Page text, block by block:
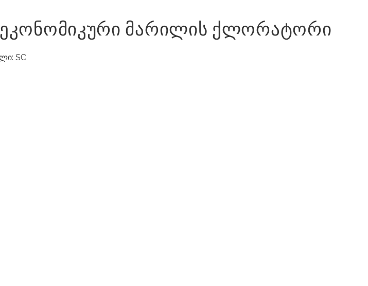
Ეკონომიკური Მარილის Ქლორატორი
SC